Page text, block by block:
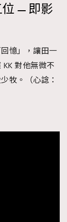
位 — 即影
憶」，讓田一
對他無微不
牧。（心諗：